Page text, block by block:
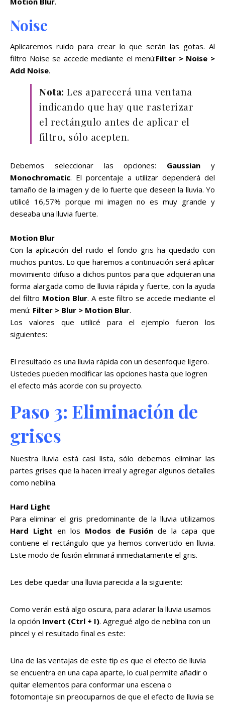
Noise
Aplicaremos ruido para crear lo que serán las gotas. Al
filtro Noise se accede mediante el menú:Filter > Noise >
Add Noise.
Nota: Les aparecerá una ventana
indicando que hay que rasterizar
el rectángulo antes de aplicar el
filtro, sólo acepten.
Debemos seleccionar las opciones: Gaussian y
Monochromatic. El porcentaje a utilizar dependerá del
tamaño de la imagen y de lo fuerte que deseen la lluvia. Yo
utilicé 16,57% porque mi imagen no es muy grande y
deseaba una lluvia fuerte.
Motion Blur
Con la aplicación del ruido el fondo gris ha quedado con
muchos puntos. Lo que haremos a continuación será aplicar
movimiento difuso a dichos puntos para que adquieran una
forma alargada como de lluvia rápida y fuerte, con la ayuda
del filtro Motion Blur. A este filtro se accede mediante el
menú: Filter > Blur > Motion Blur.
Los valores que utilicé para el ejemplo fueron los
siguientes:
El resultado es una lluvia rápida con un desenfoque ligero.
Ustedes pueden modificar las opciones hasta que logren
el efecto más acorde con su proyecto.
Paso 3: Eliminación de
grises
Nuestra lluvia está casi lista, sólo debemos eliminar las
partes grises que la hacen irreal y agregar algunos detalles
como neblina.
Hard Light
Para eliminar el gris predominante de la lluvia utilizamos
Hard Light en los Modos de Fusión de la capa que
contiene el rectángulo que ya hemos convertido en lluvia.
Este modo de fusión eliminará inmediatamente el gris.
Les debe quedar una lluvia parecida a la siguiente:
Como verán está algo oscura, para aclarar la lluvia usamos
la opción Invert (Ctrl + I). Agregué algo de neblina con un
pincel y el resultado final es este:
Una de las ventajas de este tip es que el efecto de lluvia
se encuentra en una capa aparte, lo cual permite añadir o
quitar elementos para conformar una escena o
fotomontaje sin preocuparnos de que el efecto de lluvia se